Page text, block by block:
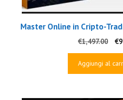
Master Online in Cripto-
€1,497.00
Il
€
Aggiungi al